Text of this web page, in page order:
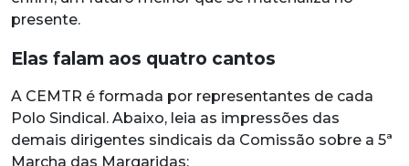
presente.
Elas falam aos quatro cantos
A CEMTR é formada por representantes de cada
Polo Sindical. Abaixo, leia as impressões das
demais dirigentes sindicais da Comissão sobre a 5ª
Marcha das Margaridas: